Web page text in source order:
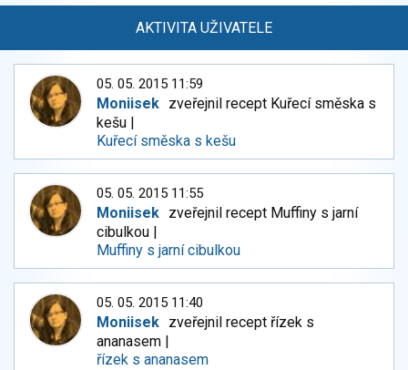
AKTIVITA UŽIVATELE
05. 05. 2015 11:59
Moniisek zveřejnil recept Kuřecí směska s
kešu |
Kuřecí směska s kešu
05. 05. 2015 11:55
Moniisek zveřejnil recept Muffiny s jarní
cibulkou |
Muffiny s jarní cibulkou
05. 05. 2015 11:40
Moniisek zveřejnil recept řízek s
ananasem |
řízek s ananasem